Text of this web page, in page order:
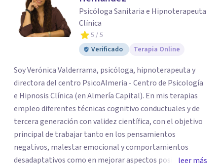
Psicóloga Sanitaria e Hipnoterapeuta
Clínica
5 / 5
Verificado
Terapia Online
Soy Verónica Valderrama, psicóloga, hipnoterapeuta y
directora del centro PsicoAlmeria - Centro de Psicología
e Hipnosis Clínica (en Almería Capital). En mis terapias
empleo diferentes técnicas cognitivo conductuales y de
tercera generación con validez científica, con el objetivo
principal de trabajar tanto en los pensamientos
negativos, malestar emocional y comportamientos
desadaptativos como en mejorar aspectos positivos,leer más